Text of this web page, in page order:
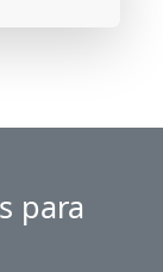
para